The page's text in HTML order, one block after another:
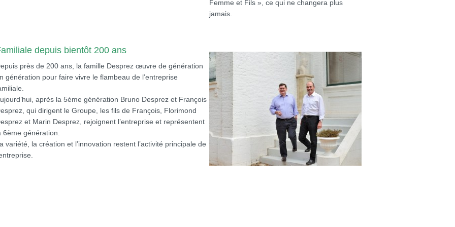
Femme et Fils », ce qui ne changera plus
jamais.
depuis bientôt 200 ans
près de 200 ans, la famille Desprez œuvre de génération
génération pour faire vivre le flambeau de l’entreprise
après la 5ème génération Bruno Desprez et François
qui dirigent le Groupe, les fils de François, Florimond
et Marin Desprez, rejoignent l’entreprise et représentent
6ème génération.
variété, la création et l’innovation restent l’activité principale de